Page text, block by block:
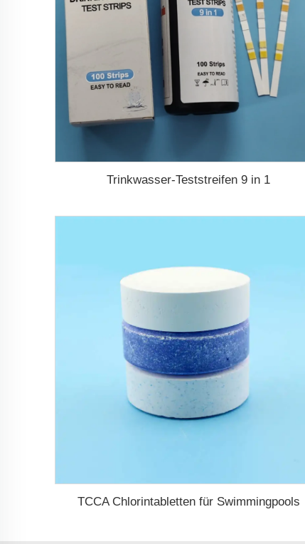
Trinkwasser-Teststreifen 9 in 1
TCCA Chlorintabletten für Swimmingpools